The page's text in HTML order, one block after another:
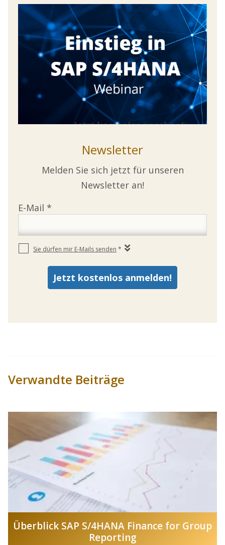
Newsletter
Melden Sie sich jetzt für unseren
Newsletter an!
Verwandte Beiträge
Überblick SAP S/4HANA Finance for Group
Reporting